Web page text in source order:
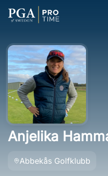
Anjelika
Abbekås Golfklubb